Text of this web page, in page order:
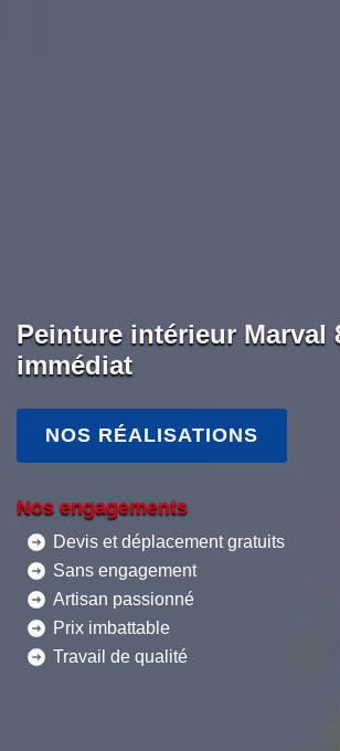
Peinture intérieur Marval
immédiat
NOS RÉALISATIONS
Nos engagements
Devis et déplacement gratuits
Sans engagement
Artisan passionné
Prix imbattable
Travail de qualité